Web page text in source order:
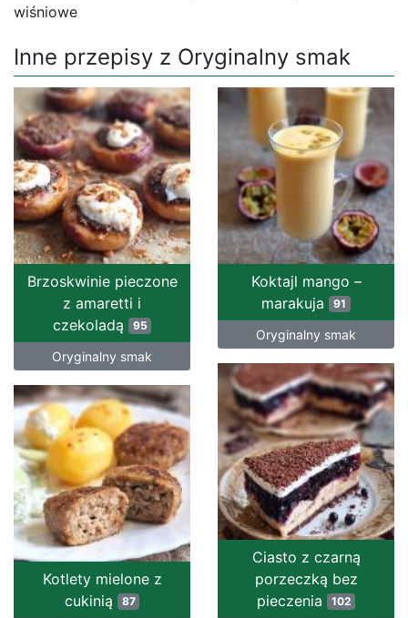
wiśniowe
Inne przepisy z Oryginalny smak
Brzoskwinie pieczone
z amaretti i
czekoladą
95
Oryginalny smak
Koktajl mango –
marakuja 91
Oryginalny smak
Ciasto z czarną
porzeczką bez
pieczenia
102
Kotlety mielone z
cukinią
87